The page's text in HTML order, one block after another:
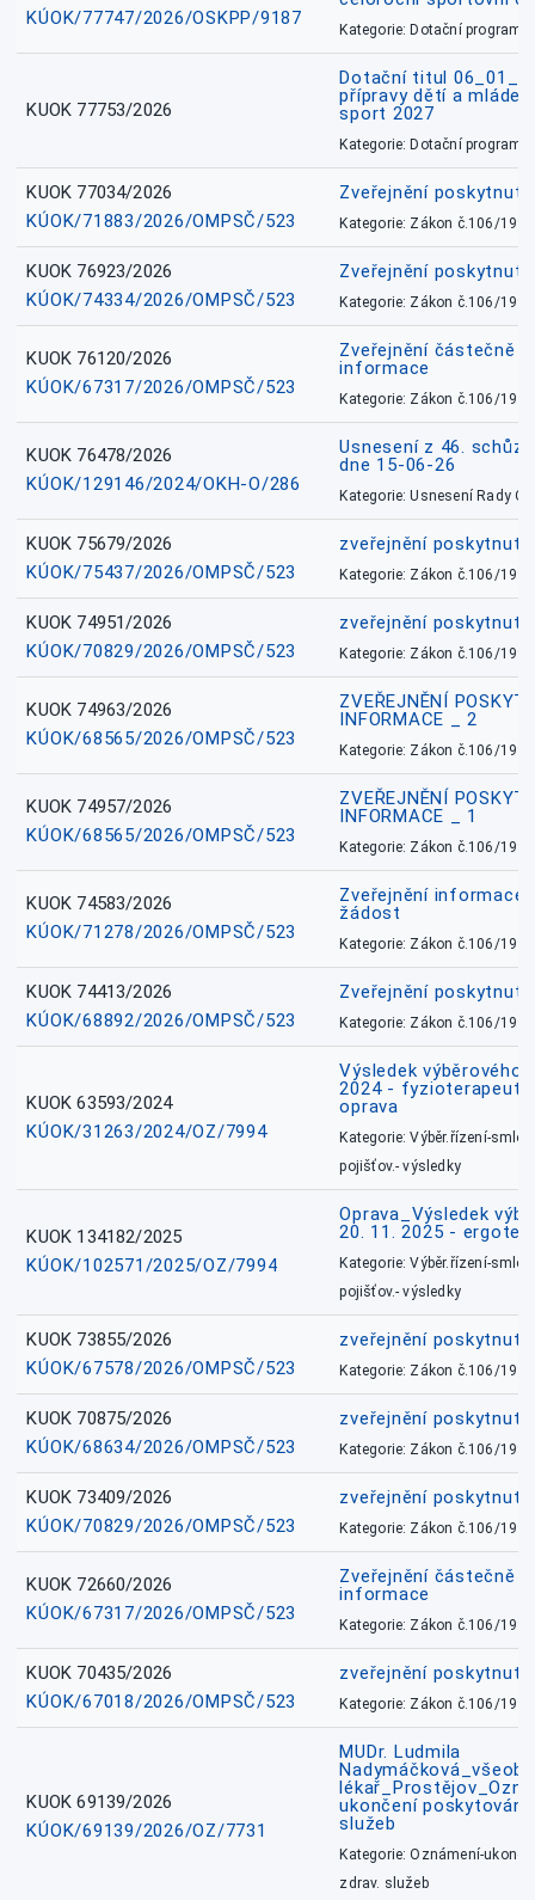
KÚOK/77747/2026/OSKPP/9187
Kategorie: Dotační
KUOK 77753/2026
Dotační titul
přípravy dětí a
sport 2027
Kategorie: Dotační
KUOK 77034/2026
KÚOK/71883/2026/OMPSČ/523
Zveřejnění
Kategorie: Zákon č.106/1999
KUOK 76923/2026
KÚOK/74334/2026/OMPSČ/523
Zveřejnění
Kategorie: Zákon č.106/1999
KUOK 76120/2026
KÚOK/67317/2026/OMPSČ/523
Zveřejnění částečně
informace
Kategorie: Zákon č.106/1999
KUOK 76478/2026
KÚOK/129146/2024/OKH-O/286
Usnesení z 46.
dne 15-06-26
Kategorie: Usnesení Rady
KUOK 75679/2026
KÚOK/75437/2026/OMPSČ/523
zveřejnění
Kategorie: Zákon č.106/1999
KUOK 74951/2026
KÚOK/70829/2026/OMPSČ/523
zveřejnění
Kategorie: Zákon č.106/1999
KUOK 74963/2026
KÚOK/68565/2026/OMPSČ/523
ZVEŘEJNĚNÍ
INFORMACE _ 2
Kategorie: Zákon č.106/1999
KUOK 74957/2026
KÚOK/68565/2026/OMPSČ/523
ZVEŘEJNĚNÍ
INFORMACE _ 1
Kategorie: Zákon č.106/1999
KUOK 74583/2026
KÚOK/71278/2026/OMPSČ/523
Zveřejnění informace
žádost
Kategorie: Zákon č.106/1999
KUOK 74413/2026
KÚOK/68892/2026/OMPSČ/523
Zveřejnění
Kategorie: Zákon č.106/1999
KUOK 63593/2024
KÚOK/31263/2024/OZ/7994
Výsledek výběrového
2024 - fyzioterapeut,
oprava
Kategorie: Výběr.řízení-
pojišťov.- výsledky
KUOK 134182/2025
KÚOK/102571/2025/OZ/7994
Oprava_Výsledek
20. 11. 2025 -
Kategorie: Výběr.řízení-
pojišťov.- výsledky
KUOK 73855/2026
KÚOK/67578/2026/OMPSČ/523
zveřejnění
Kategorie: Zákon č.106/1999
KUOK 70875/2026
KÚOK/68634/2026/OMPSČ/523
zveřejnění
Kategorie: Zákon č.106/1999
KUOK 73409/2026
KÚOK/70829/2026/OMPSČ/523
zveřejnění
Kategorie: Zákon č.106/1999
KUOK 72660/2026
KÚOK/67317/2026/OMPSČ/523
Zveřejnění částečně
informace
Kategorie: Zákon č.106/1999
KUOK 70435/2026
KÚOK/67018/2026/OMPSČ/523
zveřejnění
Kategorie: Zákon č.106/1999
KUOK 69139/2026
KÚOK/69139/2026/OZ/7731
MUDr. Ludmila
ukončení
služeb
Kategorie: Oznámení-
zdrav. služeb